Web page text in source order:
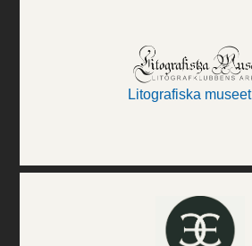
Litografiska museet